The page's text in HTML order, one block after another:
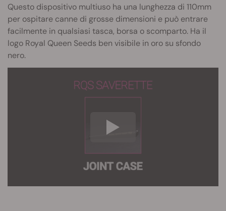
Questo dispositivo multiuso ha una lunghezza di 110mm
per ospitare canne di grosse dimensioni e può entrare
facilmente in qualsiasi tasca, borsa o scomparto. Ha il
logo Royal Queen Seeds ben visibile in oro su sfondo
nero.